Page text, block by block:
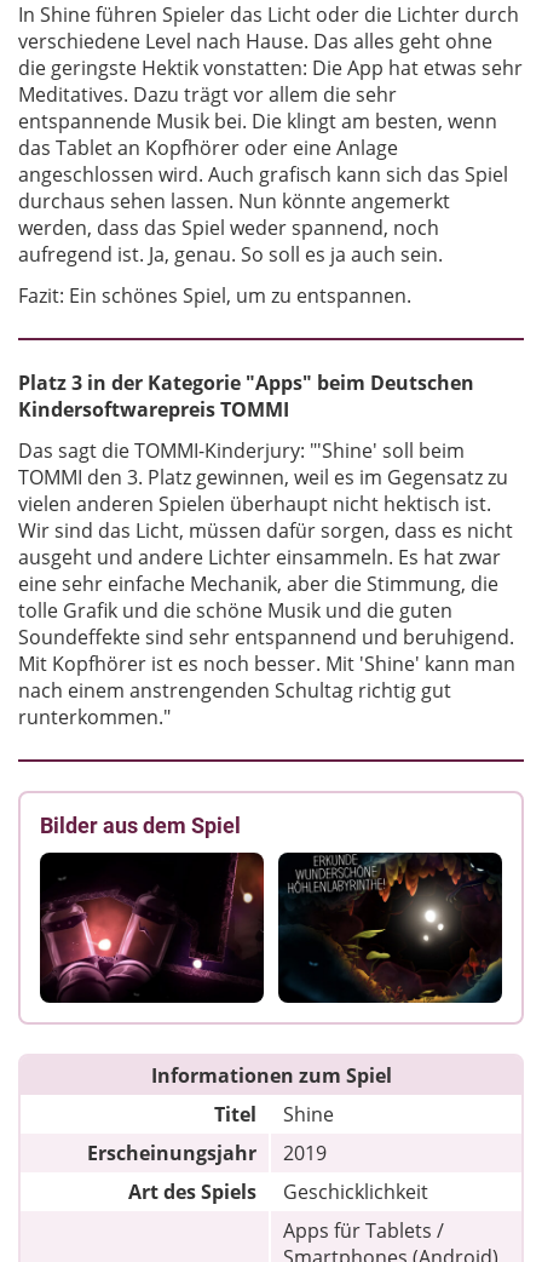
In Shine führen Spieler das Licht oder die Lichter durch
verschiedene Level nach Hause. Das alles geht ohne
die geringste Hektik vonstatten: Die App hat etwas sehr
Meditatives. Dazu trägt vor allem die sehr
entspannende Musik bei. Die klingt am besten, wenn
das Tablet an Kopfhörer oder eine Anlage
angeschlossen wird. Auch grafisch kann sich das Spiel
durchaus sehen lassen. Nun könnte angemerkt
werden, dass das Spiel weder spannend, noch
aufregend ist. Ja, genau. So soll es ja auch sein.
Fazit: Ein schönes Spiel, um zu entspannen.
Platz 3 in der Kategorie "Apps" beim Deutschen
Kindersoftwarepreis TOMMI
Das sagt die TOMMI-Kinderjury: "'Shine' soll beim
TOMMI den 3. Platz gewinnen, weil es im Gegensatz zu
vielen anderen Spielen überhaupt nicht hektisch ist.
Wir sind das Licht, müssen dafür sorgen, dass es nicht
ausgeht und andere Lichter einsammeln. Es hat zwar
eine sehr einfache Mechanik, aber die Stimmung, die
tolle Grafik und die schöne Musik und die guten
Soundeffekte sind sehr entspannend und beruhigend.
Mit Kopfhörer ist es noch besser. Mit 'Shine' kann man
nach einem anstrengenden Schultag richtig gut
runterkommen."
Bilder aus dem Spiel
Informationen zum Spiel
Titel
Shine
Erscheinungsjahr
2019
Art des Spiels
Geschicklichkeit
Apps für Tablets /